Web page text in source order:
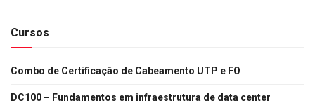
Cursos
Combo de Certificação de Cabeamento UTP e FO
DC100 – Fundamentos em infraestrutura de data center